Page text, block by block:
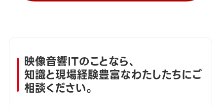
映像音響ITのことなら、
知識と現場経験豊富なわたしたちにご
相談ください。